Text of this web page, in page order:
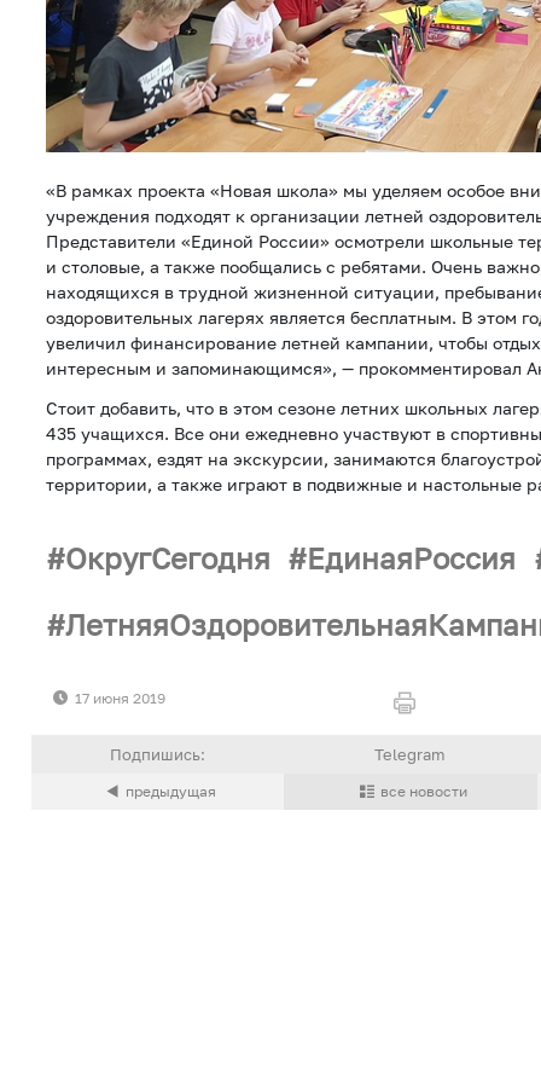
«В рамках проекта «Новая школа» мы уделяем особое
учреждения подходят к организации летней
Представители «Единой России» осмотрели школьные
и столовые, а также пообщались с ребятами. Очень
находящихся в трудной жизненной ситуации,
оздоровительных лагерях является бесплатным. В этом
увеличил финансирование летней кампании, чтобы
интересным и запоминающимся», — прокомментировал
Стоит добавить, что в этом сезоне летних школьных
435 учащихся. Все они ежедневно участвуют в
программах, ездят на экскурсии, занимаются
территории, а также играют в подвижные и настольные
ОкругСегодня
ЕдинаяРоссия
17 июня 2019